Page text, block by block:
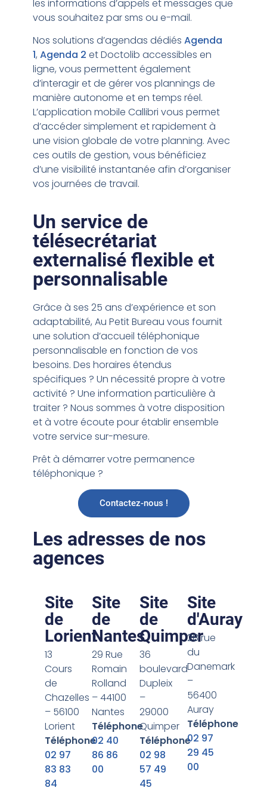
les informations d’appels et messages que
vous souhaitez par sms ou e-mail.
Nos solutions d’agendas dédiés Agenda
1, Agenda 2 et Doctolib accessibles en
ligne, vous permettent également
d’interagir et de gérer vos plannings de
manière autonome et en temps réel.
L’application mobile Callibri vous permet
d’accéder simplement et rapidement à
une vision globale de votre planning. Avec
ces outils de gestion, vous bénéficiez
d’une visibilité instantanée afin d’organiser
vos journées de travail.
Un service de
télésecrétariat
externalisé flexible et
personnalisable
Grâce à ses 25 ans d’expérience et son
adaptabilité, Au Petit Bureau vous fournit
une solution d’accueil téléphonique
personnalisable en fonction de vos
besoins. Des horaires étendus
spécifiques ? Un nécessité propre à votre
activité ? Une information particulière à
traiter ? Nous sommes à votre disposition
et à votre écoute pour établir ensemble
votre service sur-mesure.
Prêt à démarrer votre permanence
téléphonique ?
Contactez-nous !
Les adresses de nos
agences
Site
de
Lorient
13
Cours
de
Chazelles
– 56100
Lorient
Téléphone
02 97
83 83
84
Site
de
Nantes
29 Rue
Romain
Rolland
– 44100
Nantes
Téléphone
02 40
86 86
00
Site
de
Quimper
36
boulevard
Dupleix
–
29000
Quimper
Téléphone
02 98
57 49
45
Site
d'Auray
28 rue
du
Danemark
–
56400
Auray
Téléphone
02 97
29 45
00